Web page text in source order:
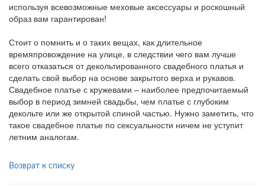
используя всевозможные меховые аксессуары и роскошный
образ вам гарантирован!
Стоит о помнить и о таких вещах, как длительное
времяпровождение на улице, в следствии чего вам лучше
всего отказаться от декольтированного свадебного платья и
сделать свой выбор на основе закрытого верха и рукавов.
Свадебное платье с кружевами – наиболее предпочитаемый
выбор в период зимней свадьбы, чем платье с глубоким
декольте или же открытой спиной частью. Нужно заметить, что
такое свадебное платье по сексуальности ничем не уступит
летним аналогам.
Возврат к списку